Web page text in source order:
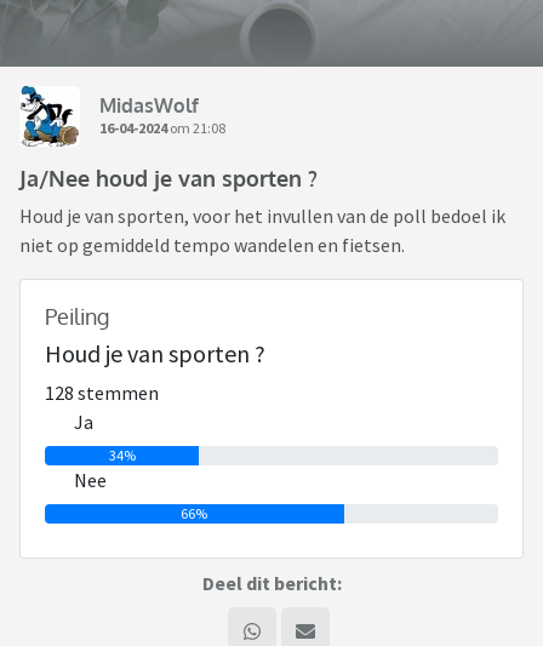
MidasWolf
16-04-2024om 21:08
Ja/Nee houd je van sporten ?
Houd je van sporten, voor het invullen van de poll bedoel ik
niet op gemiddeld tempo wandelen en fietsen.
Peiling
Houd je van sporten ?
128 stemmen
Ja
34%
Nee
66%
Deel dit bericht: